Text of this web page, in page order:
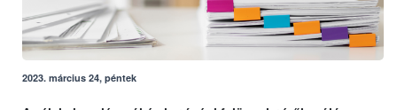
2023. március 24, péntek